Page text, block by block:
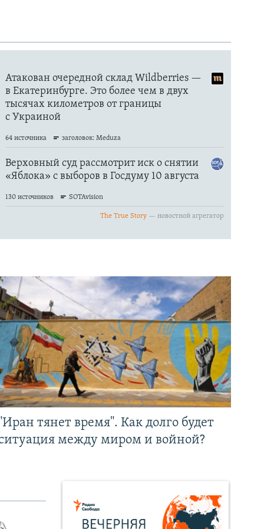
тянет время". Как долго будет
между миром и войной?